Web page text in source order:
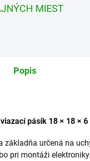
MIEST
Popis
pásik 18 × 18 ×
základňa určená na
pri montáži elektroniky.